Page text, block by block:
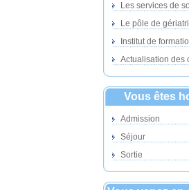
Les services de
Le pôle de
Institut de
Actualisation des
Vous êtes
Admission
Séjour
Sortie